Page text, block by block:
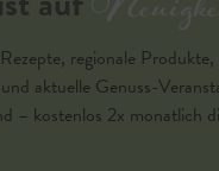
regionale
aktuelle Genuss-
– kostenlos 2x monatlich